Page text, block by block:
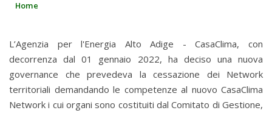
Home
L’Agenzia per l'Energia Alto Adige - CasaClima, con
decorrenza dal 01 gennaio 2022, ha deciso una nuova
governance che prevedeva la cessazione dei Network
territoriali demandando le competenze al nuovo CasaClima
Network i cui organi sono costituiti dal Comitato di Gestione,